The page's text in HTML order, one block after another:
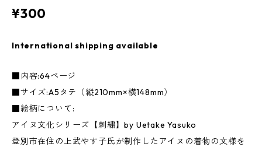
¥300
International shipping available
■内容:64ページ
■サイズ:A5タテ（縦210mm×横148mm）
■絵柄について:
アイヌ文化シリーズ【刺繍】by Uetake Yasuko
登別市在住の上武やす子氏が制作したアイヌの着物の文様を